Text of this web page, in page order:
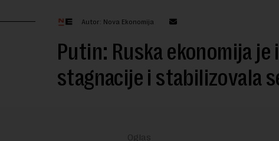
Autor: Nova Ekonomija
Putin: Ruska ekonomija je
stagnacije i stabilizovala